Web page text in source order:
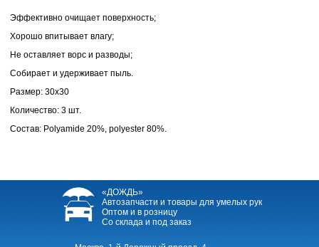
Эффективно очищает поверхность;
Хорошо впитывает влагу;
Не оставляет ворс и разводы;
Собирает и удерживает пыль.
Размер: 30х30
Количество: 3 шт.
Состав: Polyamide 20%, polyester 80%.
«ДОЖДЬ»
Автозапчасти и товары для умелых рук
Оптом и в розницу
Со склада и под заказ